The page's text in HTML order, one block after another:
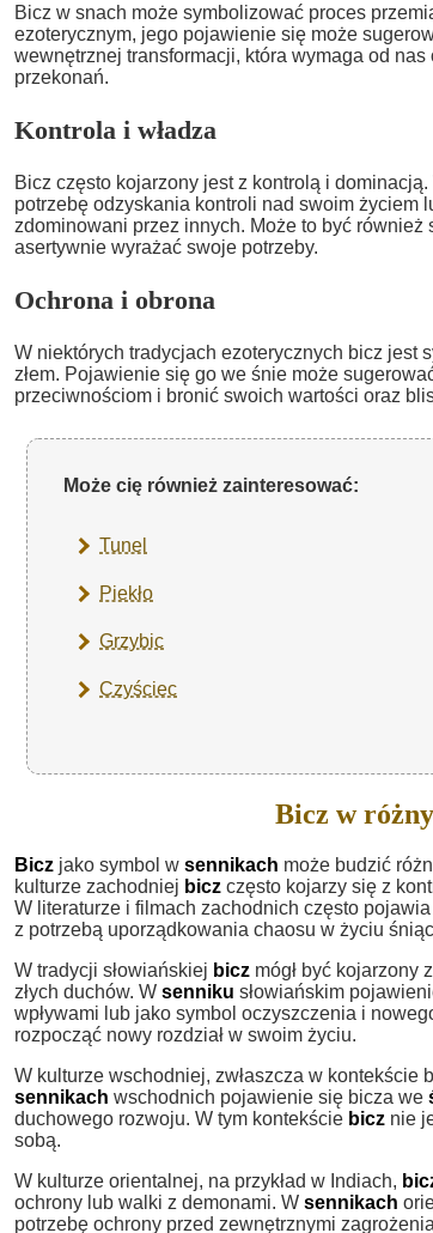
Bicz w snach może symbolizować proces
ezoterycznym, jego pojawienie się może
wewnętrznej transformacji, która wymaga od
przekonań.
Kontrola i władza
Bicz często kojarzony jest z kontrolą i
potrzebę odzyskania kontroli nad swoim życiem
zdominowani przez innych. Może to być również
asertywnie wyrażać swoje potrzeby.
Ochrona i obrona
W niektórych tradycjach ezoterycznych bicz jest
złem. Pojawienie się go we śnie może
przeciwnościom i bronić swoich wartości oraz
Może cię również zainteresować:
Tunel
Piekło
Grzybic
Czyściec
Bicz w
Bicz jako symbol w sennikach może budzić
kulturze zachodniej bicz często kojarzy się z
W literaturze i filmach zachodnich często
z potrzebą uporządkowania chaosu w życiu
W tradycji słowiańskiej bicz mógł być kojarzony
złych duchów. W senniku słowiańskim
wpływami lub jako symbol oczyszczenia i
rozpocząć nowy rozdział w swoim życiu.
W kulturze wschodniej, zwłaszcza w kontekście
sennikach wschodnich pojawienie się bicza we
duchowego rozwoju. W tym kontekście bicz nie
sobą.
W kulturze orientalnej, na przykład w Indiach,
ochrony lub walki z demonami. W sennikach
potrzebę ochrony przed zewnętrznymi